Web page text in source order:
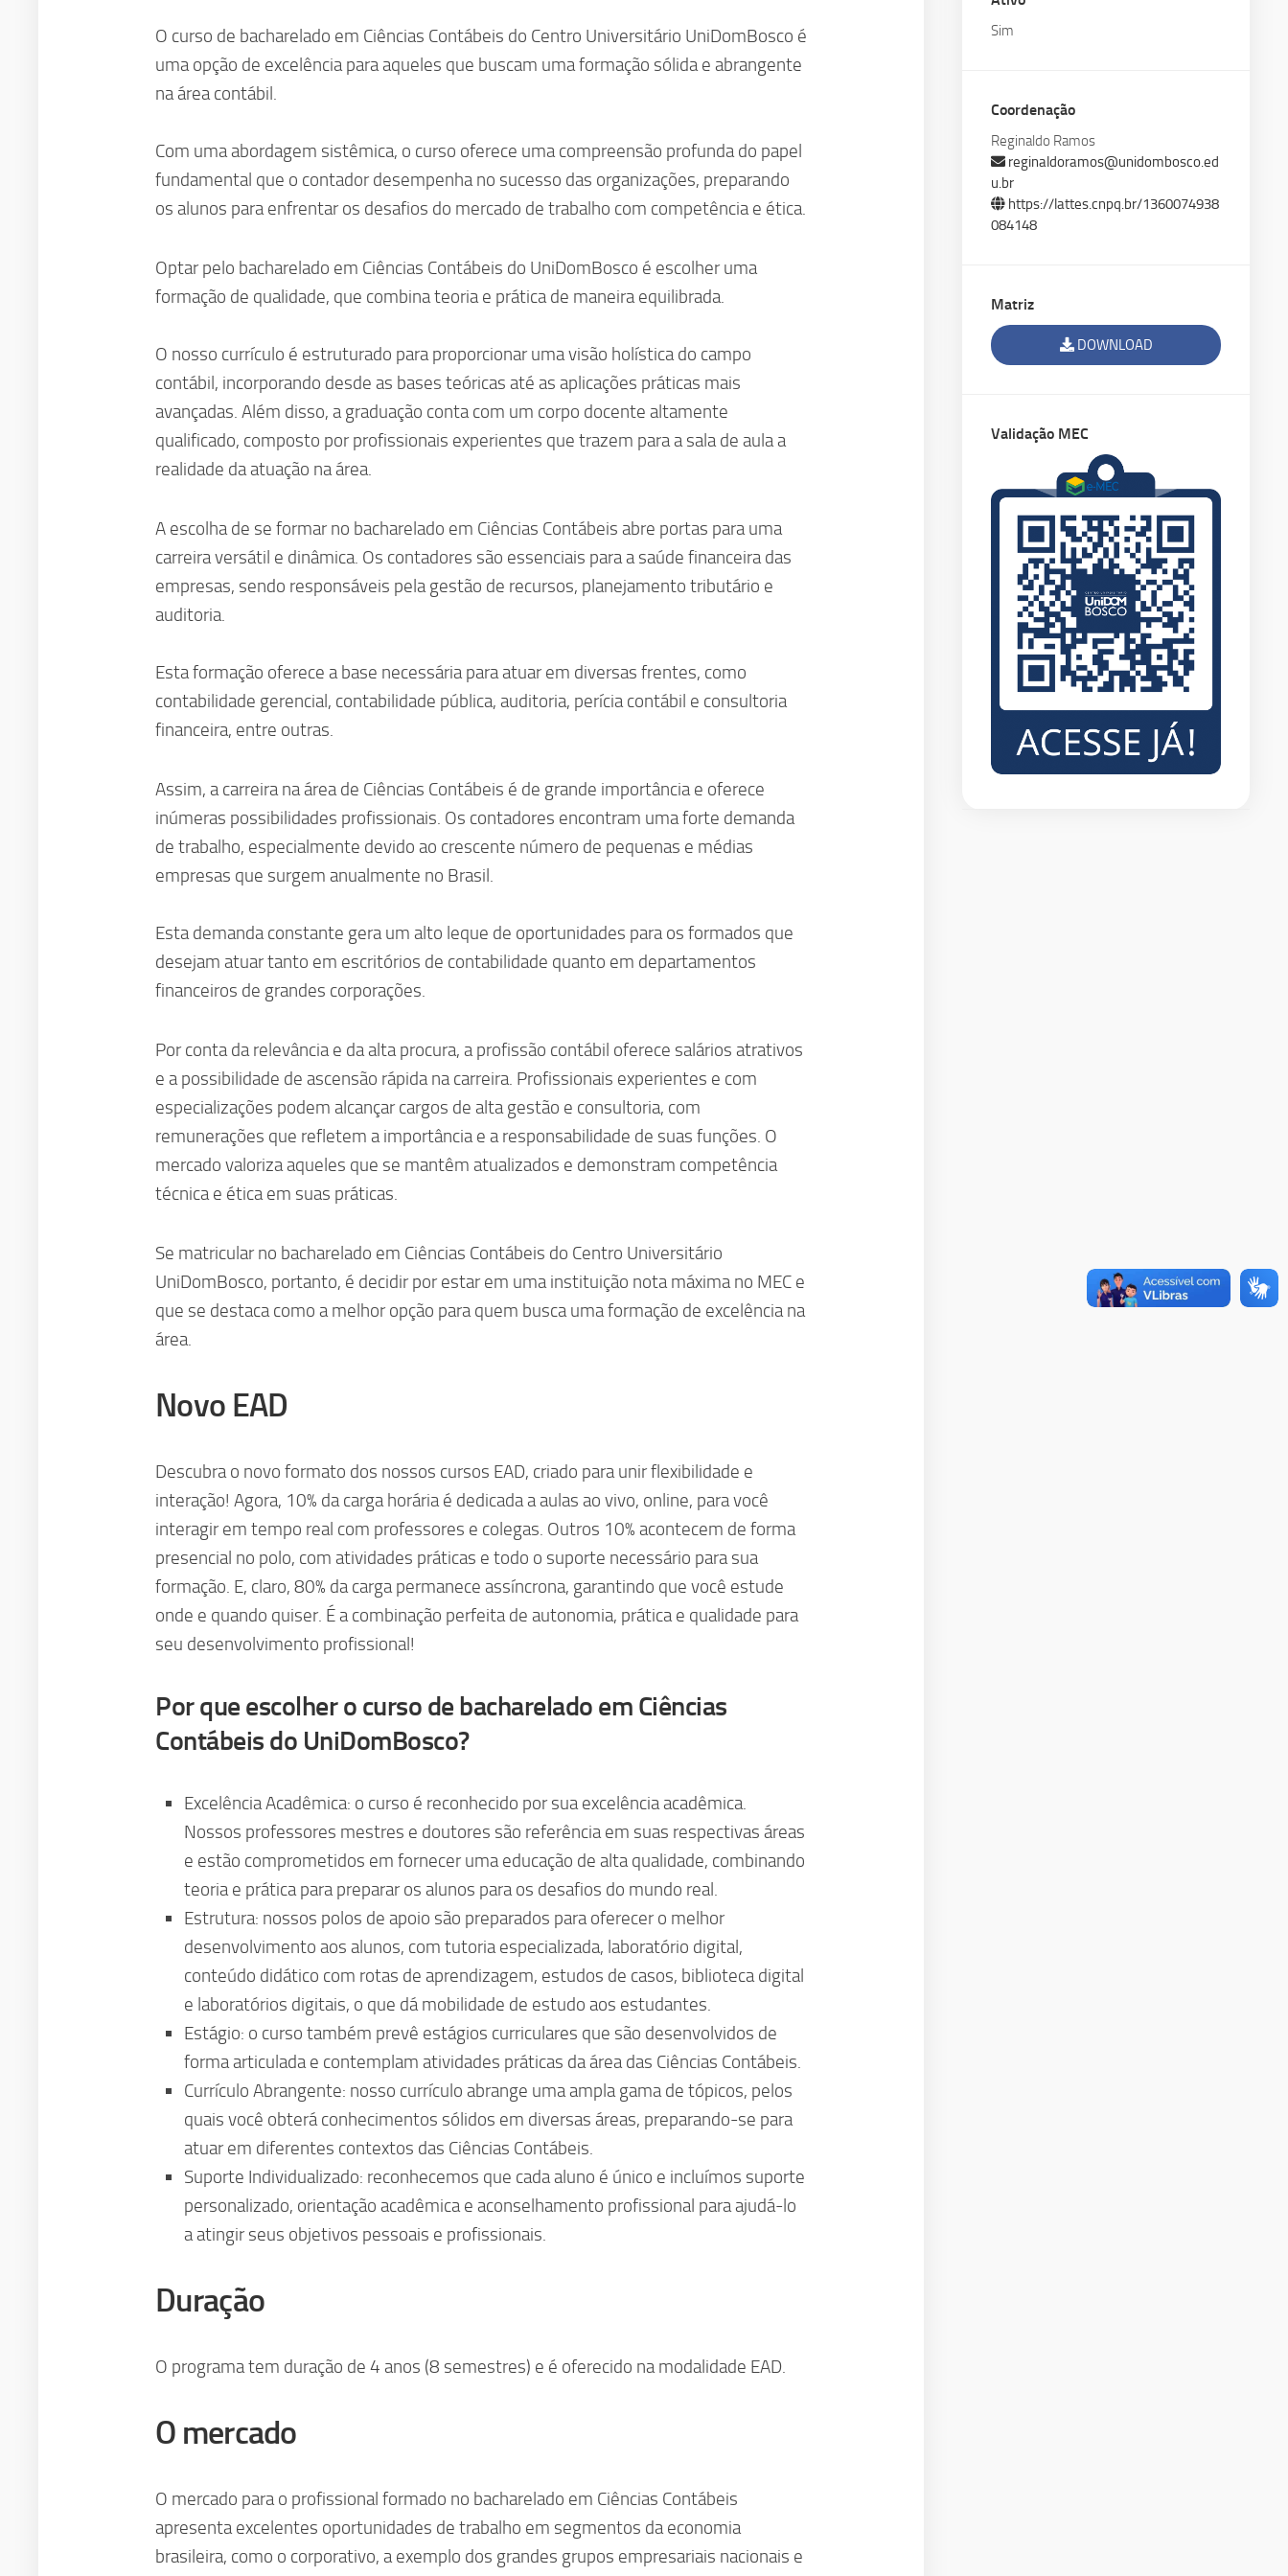
O curso de bacharelado em Ciências Contábeis do Centro Universitário UniDomBosco é
uma opção de excelência para aqueles que buscam uma formação sólida e abrangente
na área contábil.
Com uma abordagem sistêmica, o curso oferece uma compreensão profunda do papel
fundamental que o contador desempenha no sucesso das organizações, preparando
os alunos para enfrentar os desafios do mercado de trabalho com competência e ética.
Optar pelo bacharelado em Ciências Contábeis do UniDomBosco é escolher uma
formação de qualidade, que combina teoria e prática de maneira equilibrada.
O nosso currículo é estruturado para proporcionar uma visão holística do campo
contábil, incorporando desde as bases teóricas até as aplicações práticas mais
avançadas. Além disso, a graduação conta com um corpo docente altamente
qualificado, composto por profissionais experientes que trazem para a sala de aula a
realidade da atuação na área.
A escolha de se formar no bacharelado em Ciências Contábeis abre portas para uma
carreira versátil e dinâmica. Os contadores são essenciais para a saúde financeira das
empresas, sendo responsáveis pela gestão de recursos, planejamento tributário e
auditoria.
Esta formação oferece a base necessária para atuar em diversas frentes, como
contabilidade gerencial, contabilidade pública, auditoria, perícia contábil e consultoria
financeira, entre outras.
Assim, a carreira na área de Ciências Contábeis é de grande importância e oferece
inúmeras possibilidades profissionais. Os contadores encontram uma forte demanda
de trabalho, especialmente devido ao crescente número de pequenas e médias
empresas que surgem anualmente no Brasil.
Esta demanda constante gera um alto leque de oportunidades para os formados que
desejam atuar tanto em escritórios de contabilidade quanto em departamentos
financeiros de grandes corporações.
Por conta da relevância e da alta procura, a profissão contábil oferece salários atrativos
e a possibilidade de ascensão rápida na carreira. Profissionais experientes e com
especializações podem alcançar cargos de alta gestão e consultoria, com
remunerações que refletem a importância e a responsabilidade de suas funções. O
mercado valoriza aqueles que se mantêm atualizados e demonstram competência
técnica e ética em suas práticas.
Se matricular no bacharelado em Ciências Contábeis do Centro Universitário
UniDomBosco, portanto, é decidir por estar em uma instituição nota máxima no MEC e
que se destaca como a melhor opção para quem busca uma formação de excelência na
área.
Novo EAD
Descubra o novo formato dos nossos cursos EAD, criado para unir flexibilidade e
interação! Agora, 10% da carga horária é dedicada a aulas ao vivo, online, para você
interagir em tempo real com professores e colegas. Outros 10% acontecem de forma
presencial no polo, com atividades práticas e todo o suporte necessário para sua
formação. E, claro, 80% da carga permanece assíncrona, garantindo que você estude
onde e quando quiser. É a combinação perfeita de autonomia, prática e qualidade para
seu desenvolvimento profissional!
Por que escolher o curso de bacharelado em Ciências
Contábeis do UniDomBosco?
Excelência Acadêmica: o curso é reconhecido por sua excelência acadêmica.
Nossos professores mestres e doutores são referência em suas respectivas áreas
e estão comprometidos em fornecer uma educação de alta qualidade, combinando
teoria e prática para preparar os alunos para os desafios do mundo real.
Estrutura: nossos polos de apoio são preparados para oferecer o melhor
desenvolvimento aos alunos, com tutoria especializada, laboratório digital,
conteúdo didático com rotas de aprendizagem, estudos de casos, biblioteca digital
e laboratórios digitais, o que dá mobilidade de estudo aos estudantes.
Estágio: o curso também prevê estágios curriculares que são desenvolvidos de
forma articulada e contemplam atividades práticas da área das Ciências Contábeis.
Currículo Abrangente: nosso currículo abrange uma ampla gama de tópicos, pelos
quais você obterá conhecimentos sólidos em diversas áreas, preparando-se para
atuar em diferentes contextos das Ciências Contábeis.
Suporte Individualizado: reconhecemos que cada aluno é único e incluímos suporte
personalizado, orientação acadêmica e aconselhamento profissional para ajudá-lo
a atingir seus objetivos pessoais e profissionais.
Duração
O programa tem duração de 4 anos (8 semestres) e é oferecido na modalidade EAD.
O mercado
O mercado para o profissional formado no bacharelado em Ciências Contábeis
apresenta excelentes oportunidades de trabalho em segmentos da economia
brasileira, como o corporativo, a exemplo dos grandes grupos empresariais nacionais e
Sim
Coordenação
Reginaldo Ramos
reginaldoramos@unidombosco.ed
u.br
https://lattes.cnpq.br/1360074938
084148
Matriz
DOWNLOAD
Validação MEC